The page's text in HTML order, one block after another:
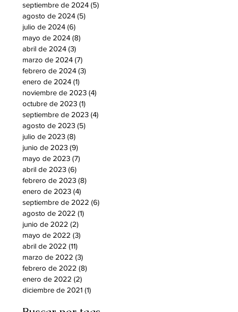
septiembre de 2024 (5)
agosto de 2024 (5)
julio de 2024 (6)
mayo de 2024 (8)
abril de 2024 (3)
marzo de 2024 (7)
febrero de 2024 (3)
enero de 2024 (1)
noviembre de 2023 (4)
octubre de 2023 (1)
septiembre de 2023 (4)
agosto de 2023 (5)
julio de 2023 (8)
junio de 2023 (9)
mayo de 2023 (7)
abril de 2023 (6)
febrero de 2023 (8)
enero de 2023 (4)
septiembre de 2022 (6)
agosto de 2022 (1)
junio de 2022 (2)
mayo de 2022 (3)
abril de 2022 (11)
marzo de 2022 (3)
febrero de 2022 (8)
enero de 2022 (2)
diciembre de 2021 (1)